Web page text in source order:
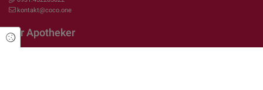
kontakt@coco.one
Für Apotheker
Cookie Einstellungen